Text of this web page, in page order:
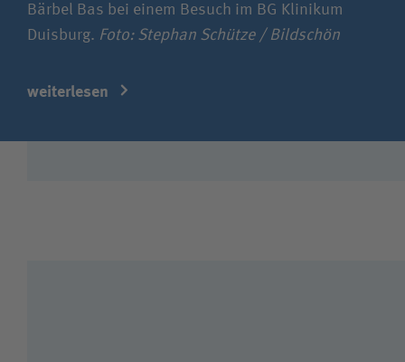
Bärbel Bas bei einem Besuch im BG Klinikum
Duisburg. Foto: Stephan Schütze / Bildschön
weiterlesen